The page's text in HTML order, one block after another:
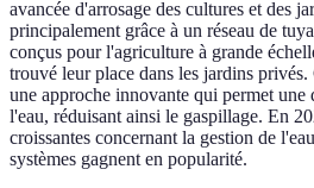
avancée d'arrosage des cultures et des
principalement grâce à un réseau de
conçus pour l'agriculture à grande
trouvé leur place dans les jardins privés.
une approche innovante qui permet
l'eau, réduisant ainsi le gaspillage. En
croissantes concernant la gestion de
systèmes gagnent en popularité.